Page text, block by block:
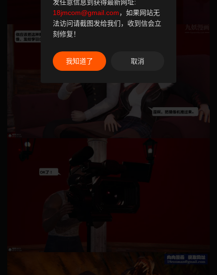
发任意信息到获得最新网址:
18jmcom@gmail.com，如果网站无
法访问请截图发给我们，收到信会立
刻修复！
我知道了 取消